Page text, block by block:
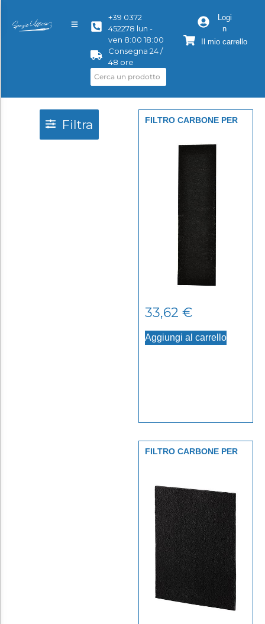
+39 0372
452278 lun -
ven 8:00 18:00
Consegna 24 /
48 ore
Logi
n
Il mio carrello
Filtra
FILTRO CARBONE PER
33,62 €
Aggiungi al carrello
FILTRO CARBONE PER